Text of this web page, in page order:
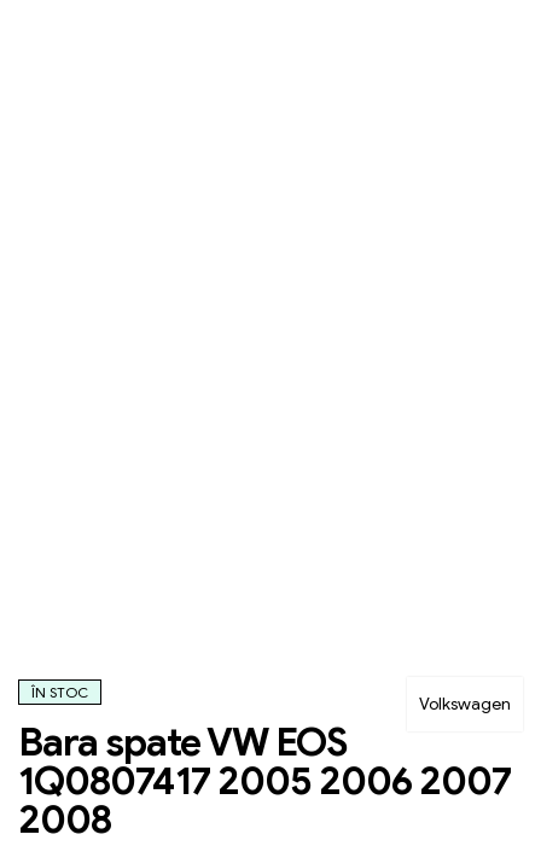
Volkswagen
ÎN STOC
Bara spate VW EOS
1Q0807417 2005 2006 2007
2008